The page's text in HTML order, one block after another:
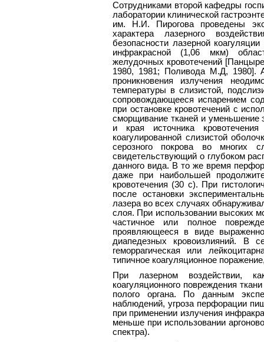
Сотрудниками второй кафедры
лаборатории клинической
им. Н.И. Пирогова проведены
характера лазерного
безопасности лазерной
инфракрасной (1,06 мкм)
желудочных кровотечений
1980, 1981; Поливода М.Д, 1980].
проникновения излучения
температуры в слизистой,
сопровождающееся испарением
при остановке кровотечений с
сморщивание тканей и уменьшение
и края источника
коагулированной слизистой
серозного покрова во многих
свидетельствующий о глубоком
данного вида. В то же время
даже при наибольшей
кровотечения (30 с). При
после остановки
лазера во всех случаях
слоя. При использовании высоких
частичное или полное
проявляющееся в виде
диапедезных кровоизлияний. В
геморрагическая или
типичное коагуляционное
При лазерном воздействии,
коагуляционного повреждения
полого органа. По данным
наблюдений, угроза перфорации
при применении излучения
меньше при использовании
спектра).